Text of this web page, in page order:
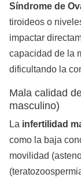
Síndrome de
tiroideos o
impactar
capacidad de la
dificultando la
Mala calidad
masculino)
La infertilidad
como la baja
movilidad